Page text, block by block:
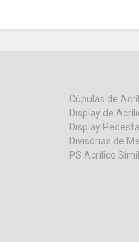
Cúpulas de
Display de
Display
Divisórias de
PS Acrílico